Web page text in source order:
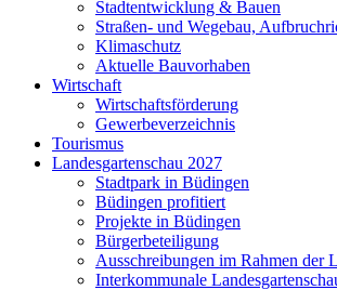
Stadtentwicklung & Bauen
Straßen- und Wegebau,
Klimaschutz
Aktuelle Bauvorhaben
Wirtschaft
Wirtschaftsförderung
Gewerbeverzeichnis
Tourismus
Landesgartenschau 2027
Stadtpark in Büdingen
Büdingen profitiert
Projekte in Büdingen
Bürgerbeteiligung
Ausschreibungen im Rahmen der
Interkommunale